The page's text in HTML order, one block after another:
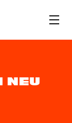
NEU